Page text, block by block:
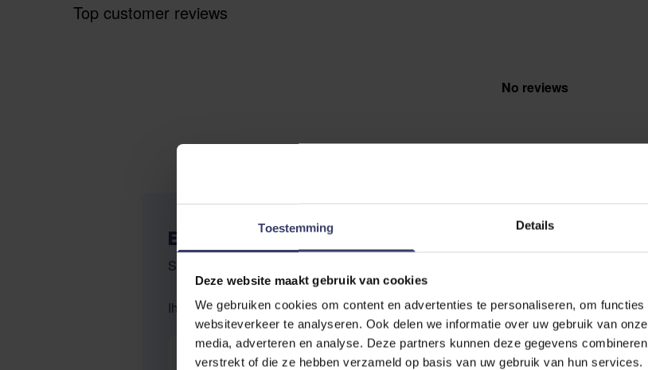
Toestemming Details
Deze website maakt gebruik van cookies
We gebruiken cookies om content en advertenties te personaliseren, om
websiteverkeer te analyseren. Ook delen we informatie over uw gebruik van
media, adverteren en analyse. Deze partners kunnen deze gegevens
verstrekt of die ze hebben verzameld op basis van uw gebruik van hun services.
Top customer reviews
No reviews
EIGENE BEWERTUNG SCHREIBEN
Sie bewerten:
Ihre Bewertung:
Nickname